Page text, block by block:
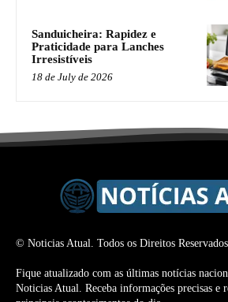
Sanduicheira: Rapidez e
Praticidade para Lanches
Irresistíveis
18 de July de 2026
© Noticias Atual. Todos os Direitos Reservados.
Fique atualizado com as últimas notícias
Noticias Atual. Receba informações precisas e